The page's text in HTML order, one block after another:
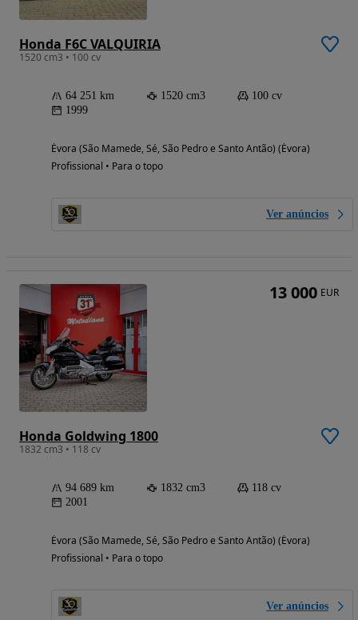
Honda F6C VALQUIRIA
1520 cm3 • 100 cv
64 251 km 1520 cm3
100 cv
1999
Évora (São Mamede, Sé, São Pedro e Santo Antão) (Évora)
Profissional • Para o topo
Ver anúncios
Honda Goldwing 1800
1832 cm3 • 118 cv
94 689 km 1832 cm3
118 cv
2001
Évora (São Mamede, Sé, São Pedro e Santo Antão) (Évora)
Profissional • Para o topo
Ver anúncios
13 000 EUR